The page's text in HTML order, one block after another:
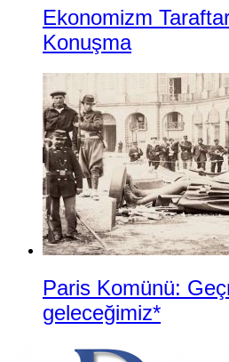
Ekonomizm
Konuşma
Paris Komünü:
geleceğimiz*